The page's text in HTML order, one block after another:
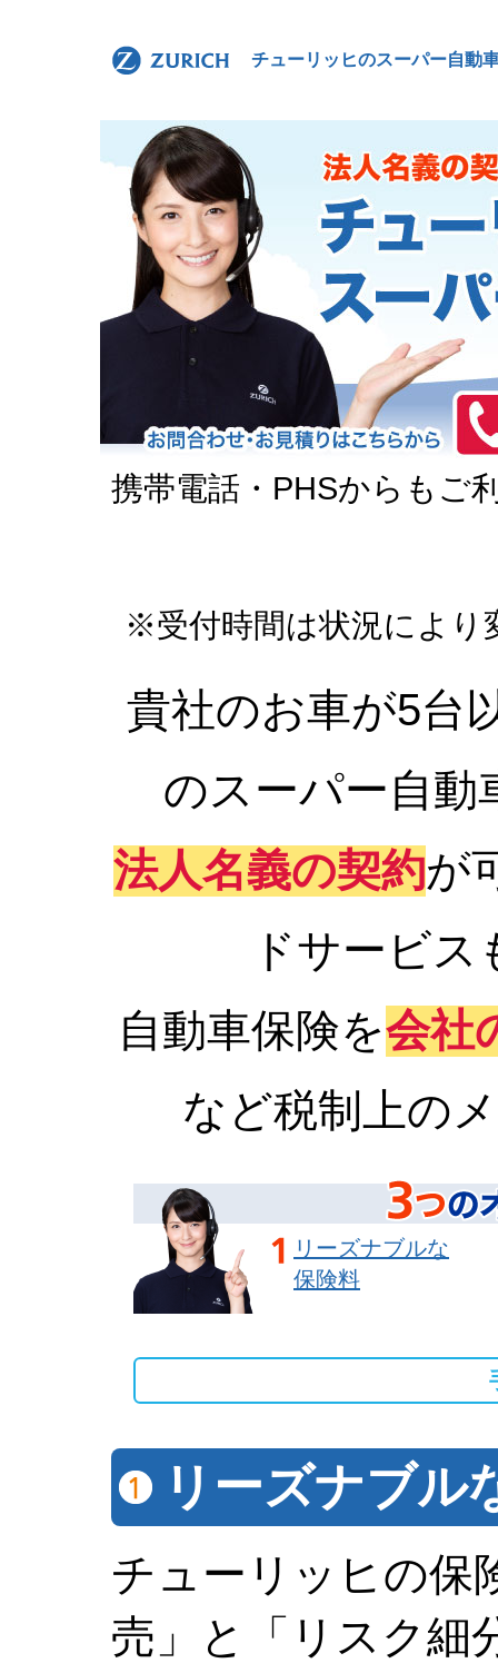
チューリッヒのスーパー自動
携帯電話・PHSからもご
※受付時間は状況により
貴社のお車が5台
のスーパー自動
法人名義の契約が
ドサービ
自動車保険を会社
など税制上の
リーズナブルな
保険料
リーズナブル
チューリッヒの保
売」と「リスク細